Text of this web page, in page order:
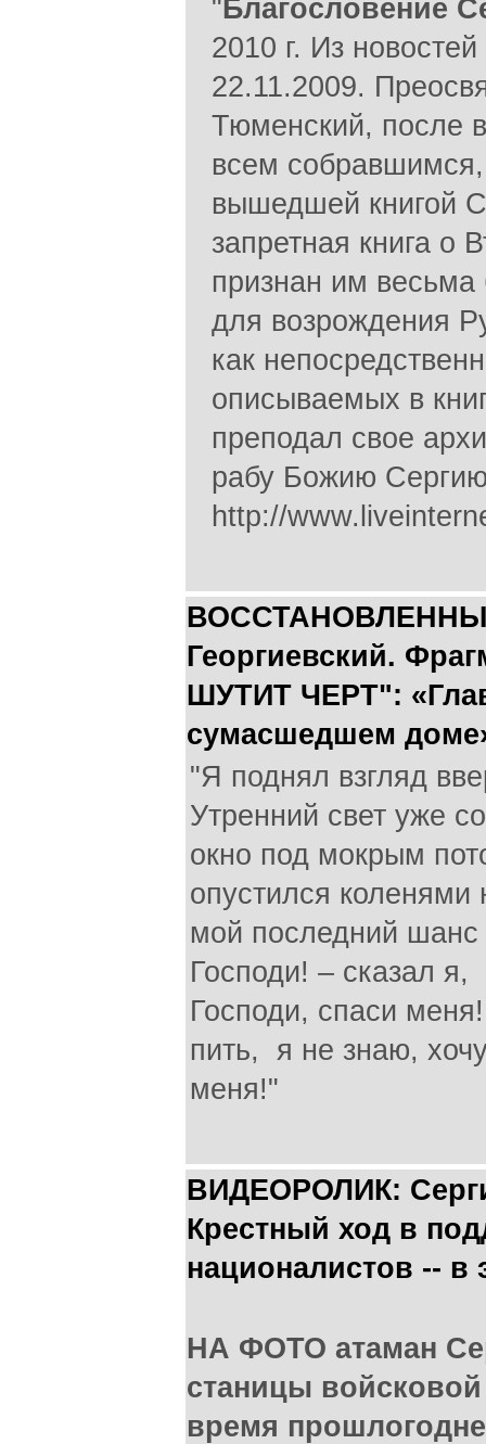
" Благословение
2010 г. Из
22.11.2009.
Тюменский, после
всем
вышедшей книгой
запретная книга о
признан им
для возрождения
как
описываемых в
преподал свое
рабу Божию
http://
Георгиевский.
ШУТИТ ЧЕРТ":
сумасшедшем
"Я поднял взгляд
Утренний свет уже
окно под мокрым
опустился
мой последний шанс
Господи! – сказал
Господи, спаси
пить, я не знаю,
меня!"
ВИДЕОРОЛИК:
Крестный ход в
националистов -- в
НА ФОТО атаман
станицы
время